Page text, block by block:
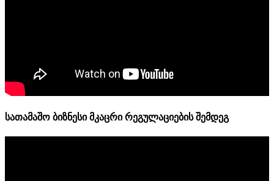
სათამაშო ბიზნესი მკაცრი რეგულაციების შემდეგ